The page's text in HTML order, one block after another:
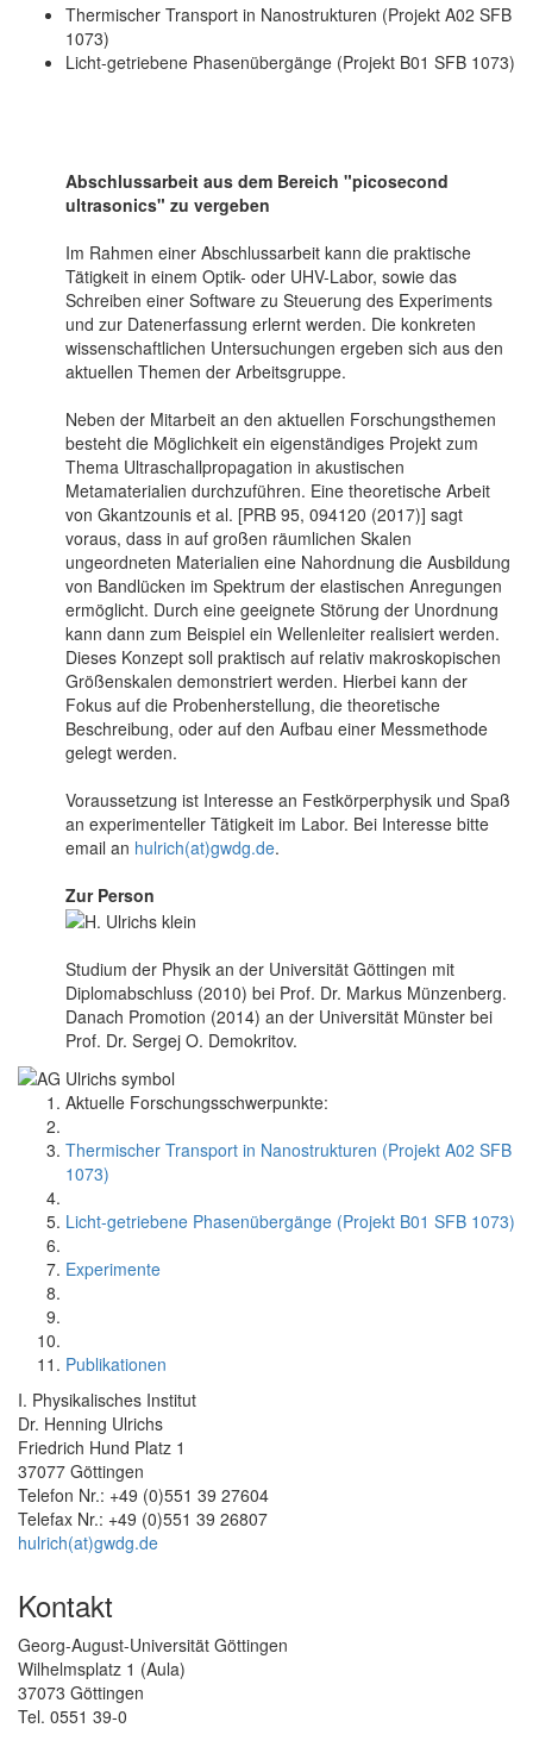
Thermischer Transport in Nanostrukturen (Projekt A02 SFB
1073)
Licht-getriebene Phasenübergänge (Projekt B01 SFB 1073)
Abschlussarbeit aus dem Bereich "picosecond
ultrasonics" zu vergeben
Im Rahmen einer Abschlussarbeit kann die praktische
Tätigkeit in einem Optik- oder UHV-Labor, sowie das
Schreiben einer Software zu Steuerung des Experiments
und zur Datenerfassung erlernt werden. Die konkreten
wissenschaftlichen Untersuchungen ergeben sich aus den
aktuellen Themen der Arbeitsgruppe.
Neben der Mitarbeit an den aktuellen Forschungsthemen
besteht die Möglichkeit ein eigenständiges Projekt zum
Thema Ultraschallpropagation in akustischen
Metamaterialien durchzuführen. Eine theoretische Arbeit
von Gkantzounis et al. [PRB 95, 094120 (2017)] sagt
voraus, dass in auf großen räumlichen Skalen
ungeordneten Materialien eine Nahordnung die Ausbildung
von Bandlücken im Spektrum der elastischen Anregungen
ermöglicht. Durch eine geeignete Störung der Unordnung
kann dann zum Beispiel ein Wellenleiter realisiert werden.
Dieses Konzept soll praktisch auf relativ makroskopischen
Größenskalen demonstriert werden. Hierbei kann der
Fokus auf die Probenherstellung, die theoretische
Beschreibung, oder auf den Aufbau einer Messmethode
gelegt werden.
Voraussetzung ist Interesse an Festkörperphysik und Spaß
an experimenteller Tätigkeit im Labor. Bei Interesse bitte
email an hulrich(at)gwdg.de.
Zur Person
Studium der Physik an der Universität Göttingen mit
Diplomabschluss (2010) bei Prof. Dr. Markus Münzenberg.
Danach Promotion (2014) an der Universität Münster bei
Prof. Dr. Sergej O. Demokritov.
Aktuelle Forschungsschwerpunkte:
Thermischer Transport in Nanostrukturen (Projekt A02 SFB
1073)
Licht-getriebene Phasenübergänge (Projekt B01 SFB 1073)
Experimente
Publikationen
I. Physikalisches Institut
Dr. Henning Ulrichs
Friedrich Hund Platz 1
37077 Göttingen
Telefon Nr.: +49 (0)551 39 27604
Telefax Nr.: +49 (0)551 39 26807
hulrich(at)gwdg.de
Kontakt
Georg-August-Universität Göttingen
Wilhelmsplatz 1 (Aula)
37073 Göttingen
Tel. 0551 39-0